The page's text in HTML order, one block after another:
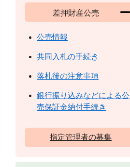
差押財産公売
公売情報
共同入札の手続き
落札後の注意事項
銀行振り込みなどによる公
売保証金納付手続き
指定管理者の募集